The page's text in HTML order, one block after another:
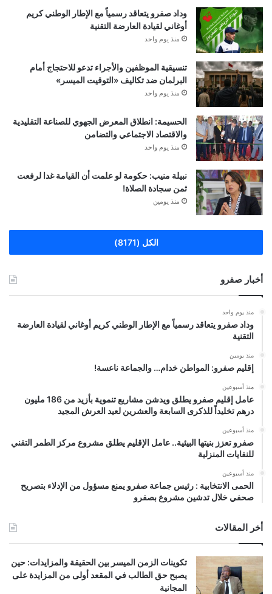
وداد صفرو يتعاقد رسمياً مع الإطار الوطني كريم
أوغاني لقيادة العارضة التقنية
منذ يوم واحد
تنسيقية الموظفين والأجراء تدعو للاحتجاج أمام
البرلمان ضد تكاليف «التوقيت الميسر»
منذ يوم واحد
الحسيمة: انطلاق المعرض الجهوي للصناعة التقليدية
والاقتصاد الاجتماعي والتضامن
منذ يوم واحد
نبيلة منيب: حكومة لو علمت أن القيامة غدا لرفعت
ثمن سجادة الصلاة!
منذ يومين
الكل (8171)
أخبار صفرو
منذ يوم واحد
وداد صفرو يتعاقد رسمياً مع الإطار الوطني كريم أوغاني لقيادة العارضة
التقنية
منذ يومين
إقليم صفرو: المواطن خدام… والجماعة ناعسة!
منذ أسبوعين
عامل إقليم صفرو يطلق ويدشن مشاريع تنموية بأزيد من 186 مليون
درهم تخليداً للذكرى السابعة والعشرين لعيد العرش المجيد
منذ أسبوعين
صفرو تعزز بنيتها البيئية.. عامل الإقليم يطلق مشروع مركز الطمر التقني
للنفايات المنزلية
منذ أسبوعين
الحمى الانتخابية : رئيس جماعة صفرو يمنع مسؤول من الإدلاء بتصريح
صحفي خلال تدشين مشروع بصفرو
أخر المقالات
تكوينات الزمن الميسر بين الحقيقة والمزايدات: حين
يصبح حق الطالب في المقعد أولى من المزايدة على
المجانية